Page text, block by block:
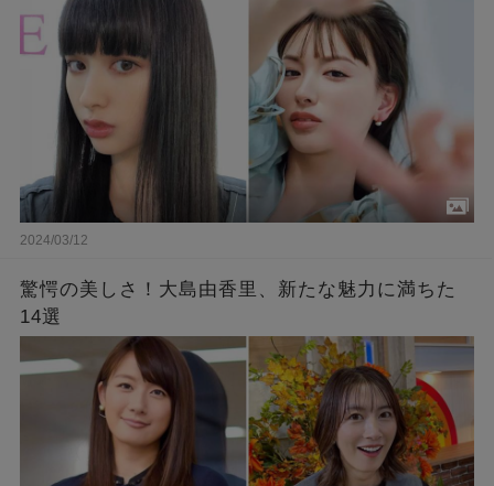
2024/03/12
驚愕の美しさ！大島由香里、新たな魅力に満ちた
14選